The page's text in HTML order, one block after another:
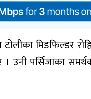
टोलीका मिडफिल्डर
। उनी पर्सिजाका